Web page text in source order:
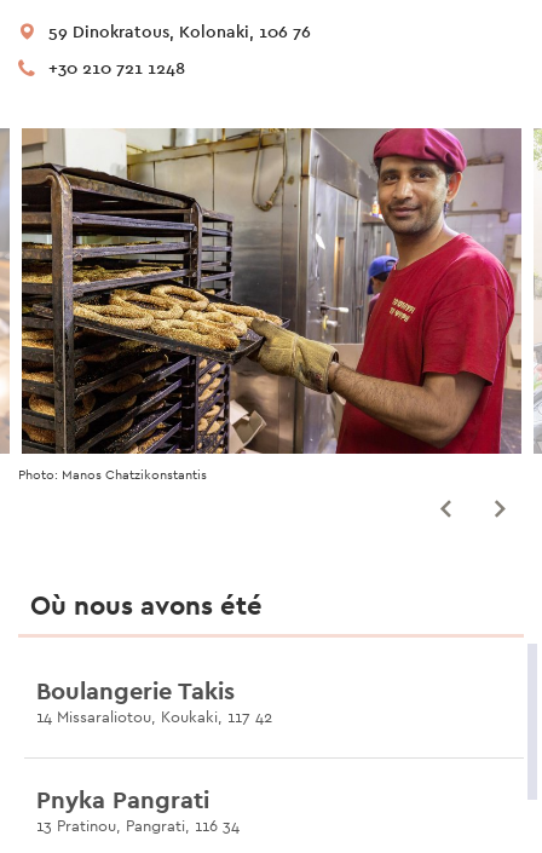
59 Dinokratous, Kolonaki, 106 76
+30 210 721 1248
Photo: Manos Chatzikonstantis
Où nous avons été
Boulangerie Takis
14 Missaraliotou, Koukaki, 117 42
Pnyka Pangrati
13 Pratinou, Pangrati, 116 34